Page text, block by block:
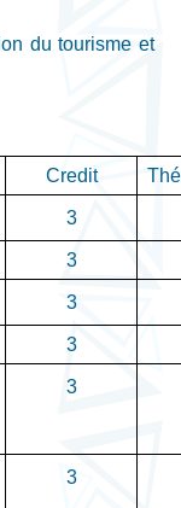
du tourisme et
Credit
3
3
3
3
3
3